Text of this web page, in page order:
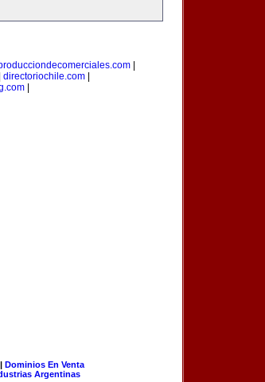
directoriochile.com|
| Dominios En Venta
Argentinas